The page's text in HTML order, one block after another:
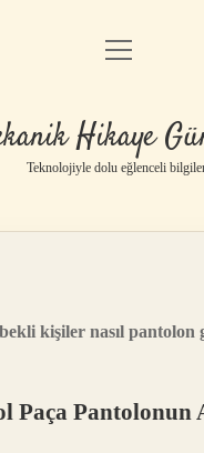
Anasayfa
Yasal Uyarı
menüyü
Hikaye
Teknolojiyle dolu eğlenceli
kişiler nasıl pantolon
Paça Pantolonun